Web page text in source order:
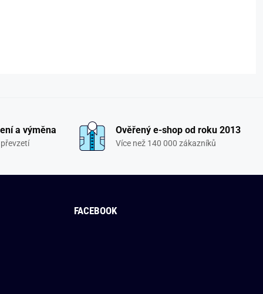
a výměna Ověřený e-shop od roku 2013
Více než 140 000 zákazníků
FACEBOOK